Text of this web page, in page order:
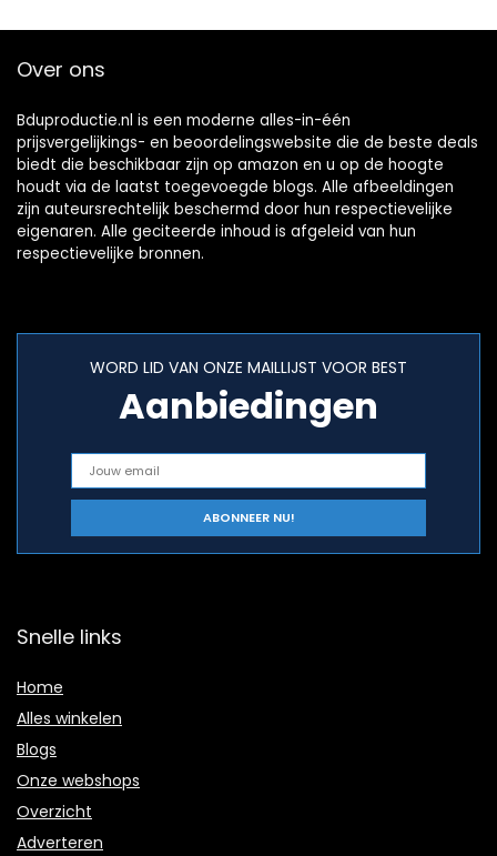
Over ons
Bduproductie.nl is een moderne alles-in-één
prijsvergelijkings- en beoordelingswebsite die de beste deals
biedt die beschikbaar zijn op amazon en u op de hoogte
houdt via de laatst toegevoegde blogs. Alle afbeeldingen
zijn auteursrechtelijk beschermd door hun respectievelijke
eigenaren. Alle geciteerde inhoud is afgeleid van hun
respectievelijke bronnen.
WORD LID VAN ONZE MAILLIJST VOOR BEST
Aanbiedingen
Snelle links
Home
Alles winkelen
Blogs
Onze webshops
Overzicht
Adverteren